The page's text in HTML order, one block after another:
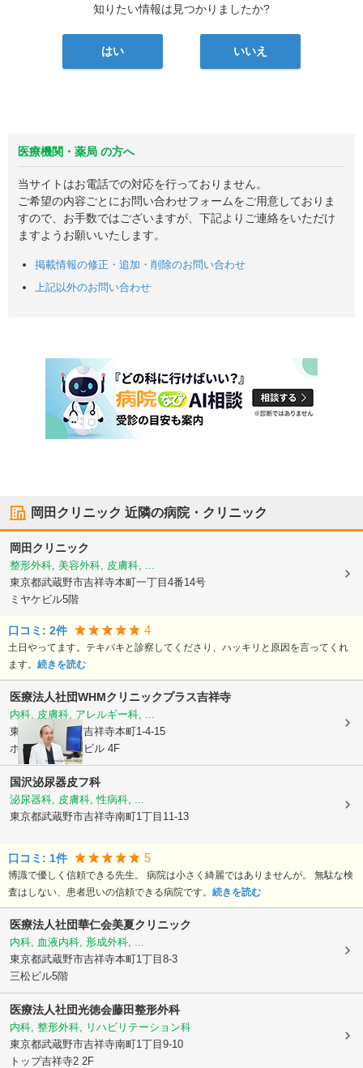
知りたい情報は見つかりましたか?
はい いいえ
医療機関・薬局 の方へ
当サイトはお電話での対応を行っておりません。
ご希望の内容ごとにお問い合わせフォームをご用意しておりま
すので、お手数ではございますが、下記よりご連絡をいただけ
ますようお願いいたします。
掲載情報の修正・追加・削除のお問い合わせ
上記以外のお問い合わせ
岡田クリニック 近隣の病院・クリニック
岡田クリニック
整形外科, 美容外科, 皮膚科, ...
東京都武蔵野市吉祥寺本町一丁目4番14号
ミヤケビル5階
口コミ: 2件 4
土日やってます。テキパキと診察してくださり、ハッキリと原因を言ってくれ
ます。 続きを読む
医療法人社団WHMクリニックプラス吉祥寺
内科, 皮膚科, アレルギー科, ...
東京都武蔵野市吉祥寺本町1-4-15
ホワイトハウスビル 4F
国沢泌尿器皮フ科
泌尿器科, 皮膚科, 性病科, ...
東京都武蔵野市吉祥寺南町1丁目11-13
口コミ: 1件 5
博識で優しく信頼できる先生。 病院は小さく綺麗ではありませんが。 無駄な検
査はしない、患者思いの信頼できる病院です。 続きを読む
医療法人社団華仁会美夏クリニック
内科, 血液内科, 形成外科, ...
東京都武蔵野市吉祥寺本町1丁目8-3
三松ビル5階
医療法人社団光徳会藤田整形外科
内科, 整形外科, リハビリテーション科
東京都武蔵野市吉祥寺南町1丁目9-10
トップ吉祥寺2 2F